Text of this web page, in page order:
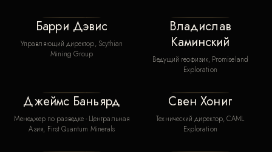
Барри Дэвис
Управляющий директор, Scythian
Mining Group
Владислав
Каминский
Ведущий геофизик, Promiseland
Exploration
Джеймс Баньярд
Менеджер по разведке - Центральная
Азия, First Quantum Minerals
Свен Хониг
Технический директор, CAML
Exploration